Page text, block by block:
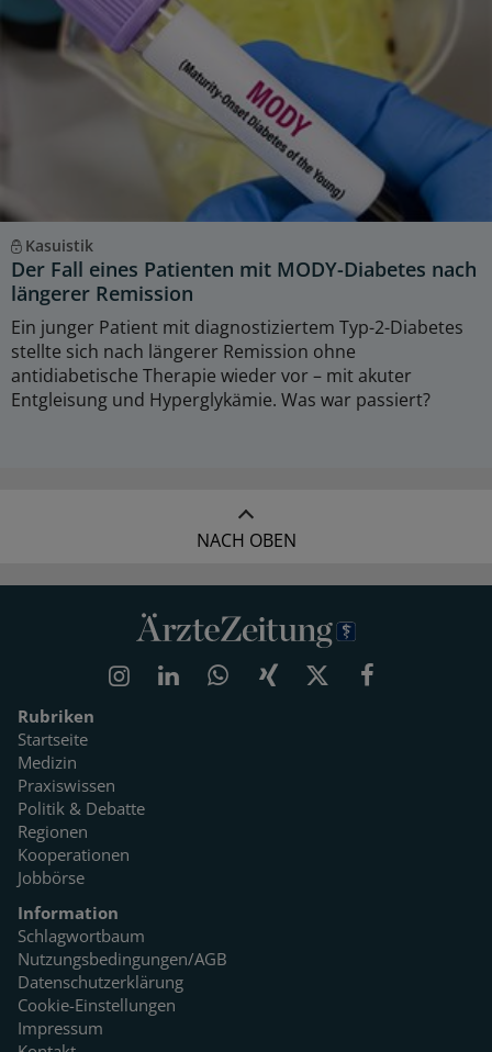
Kasuistik
Der Fall eines Patienten mit MODY-Diabetes nach
längerer Remission
Ein junger Patient mit diagnostiziertem Typ-2-Diabetes
stellte sich nach längerer Remission ohne
antidiabetische Therapie wieder vor – mit akuter
Entgleisung und Hyperglykämie. Was war passiert?
NACH OBEN
Rubriken
Startseite
Medizin
Praxiswissen
Politik & Debatte
Regionen
Kooperationen
Jobbörse
Information
Schlagwortbaum
Nutzungsbedingungen/AGB
Datenschutzerklärung
Cookie-Einstellungen
Impressum